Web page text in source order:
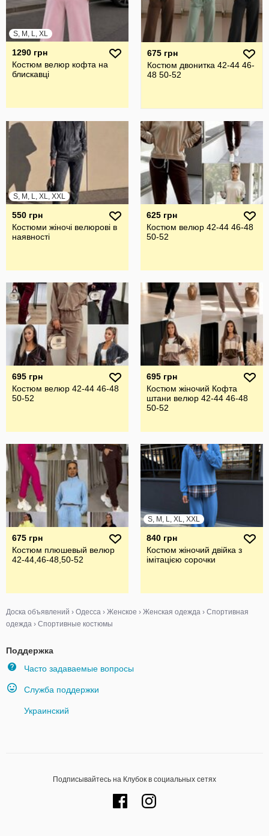
S, M, L, XL
1290 грн
Костюм велюр кофта на
блискавці
675 грн
Костюм двонитка 42-44 46-
48 50-52
S, M, L, XL, XXL
550 грн
Костюми жіночі велюрові в
наявності
625 грн
Костюм велюр 42-44 46-48
50-52
695 грн
Костюм велюр 42-44 46-48
50-52
695 грн
Костюм жіночий Кофта
штани велюр 42-44 46-48
50-52
675 грн
Костюм плюшевый велюр
42-44,46-48,50-52
S, M, L, XL, XXL
840 грн
Костюм жіночий двійка з
імітацією сорочки
Доска объявлений › Одесса › Женское › Женская одежда › Спортивная
одежда › Спортивные костюмы
Поддержка
Часто задаваемые вопросы
Служба поддержки
Украинский
Подписывайтесь на Клубок в социальных сетях